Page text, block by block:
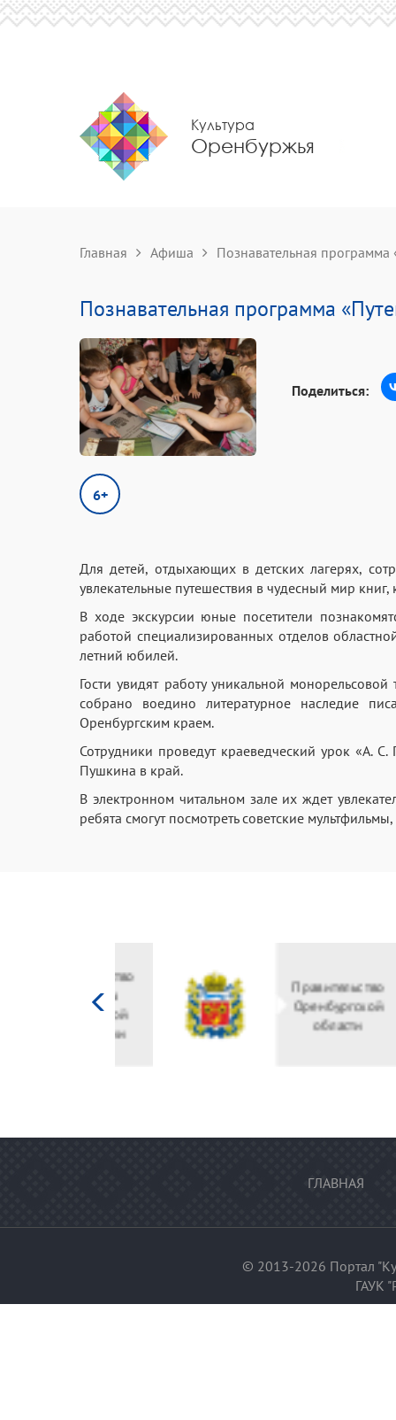
Культура
Оренбуржья
Главная Афиша Познавательная программа
Познавательная программа
6+
Поделиться:
Для детей, отдыхающих в детских лагерях,
увлекательные путешествия в чудесный мир
В ходе экскурсии юные посетители
работой специализированных отделов
летний юбилей.
Гости увидят работу уникальной
собрано воедино литературное наследие
Оренбургским краем.
Сотрудники проведут краеведческий урок «А.
Пушкина в край.
В электронном читальном зале их ждет
ребята смогут посмотреть советские
Министерство
культуры
Российской
федерации
ГЛАВНАЯ
© 2013-2026 Портал
ГАУК